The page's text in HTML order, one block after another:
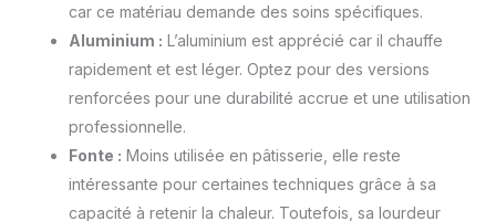
car ce matériau demande des soins spécifiques.
Aluminium : L’aluminium est apprécié car il chauffe
rapidement et est léger. Optez pour des versions
renforcées pour une durabilité accrue et une utilisation
professionnelle.
Fonte : Moins utilisée en pâtisserie, elle reste
intéressante pour certaines techniques grâce à sa
capacité à retenir la chaleur. Toutefois, sa lourdeur